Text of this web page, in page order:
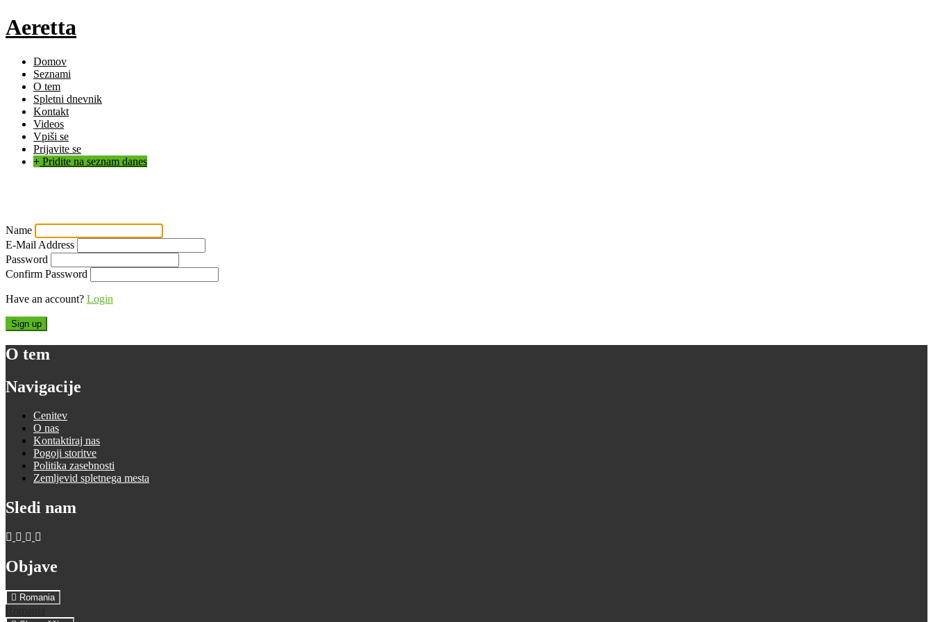
Aeretta
Domov
Seznami
O tem
Spletni dnevnik
Kontakt
Videos
Vpiši se
Prijavite se
Pridite na seznam danes
Name
E-Mail Address
Password
Confirm Password
Have an account? Login
Sign up
O tem
Navigacije
Cenitev
O nas
Kontaktiraj nas
Pogoji storitve
Politika zasebnosti
Zemljevid spletnega mesta
Sledi nam
Objave
Romania